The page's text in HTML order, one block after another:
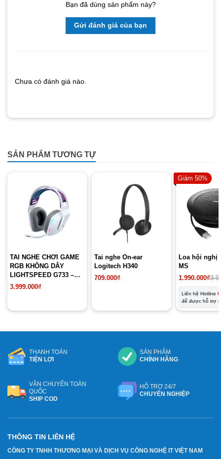
Bạn đã dùng sản phẩm này?
Gửi đánh giá của bạn
Chưa có đánh giá nào.
SẢN PHẨM TƯƠNG TỰ
TAI NGHE CHƠI GAME
RGB KHÔNG DÂY
LIGHTSPEED G733 –
MÀU TRẮNG
3.999.000₫
Tai nghe On-ear
Logitech H340
709.000₫
Giảm 50%
Loa hội nghị
MS
Giá
là:
3.990.000₫.
1.990.000₫
Giá
tại
là:
1.990.000₫.
Liên hệ Hotline
để được hỗ trợ
THANH TOÁN
TIỆN LỢI
SẢN PHẨM
CHÍNH HÃNG
VẬN CHUYỂN TOÀN
QUỐC
SHIP COD
HỖ TRỢ 24/7
CHUYÊN NGHIỆP
THÔNG TIN LIÊN HỆ
CÔNG TY TNHH THƯƠNG MẠI VÀ DỊCH VỤ CÔNG NGHỆ IT VIỆT NAM